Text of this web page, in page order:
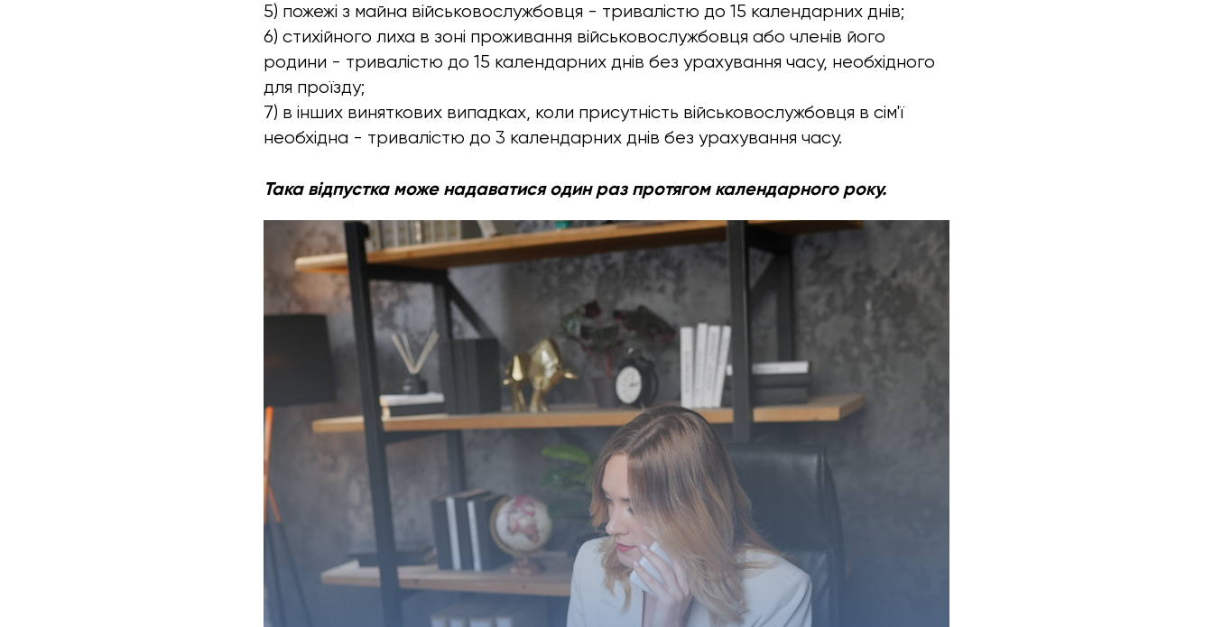
5) пожежі з майна військовослужбовця - тривалістю до 15 календарних днів;
6) стихійного лиха в зоні проживання військовослужбовця або членів його
родини - тривалістю до 15 календарних днів без урахування часу, необхідного
для проїзду;
7) в інших виняткових випадках, коли присутність військовослужбовця в сім'ї
необхідна - тривалістю до 3 календарних днів без урахування часу.
Така відпустка може надаватися один раз протягом календарного року.